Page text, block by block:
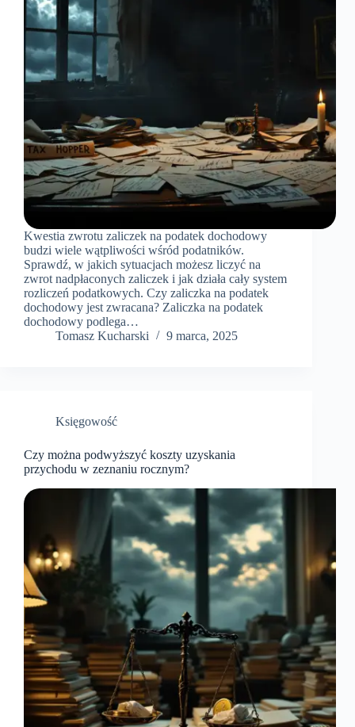
Kwestia zwrotu zaliczek na podatek dochodowy
budzi wiele wątpliwości wśród podatników.
Sprawdź, w jakich sytuacjach możesz liczyć na
zwrot nadpłaconych zaliczek i jak działa cały system
rozliczeń podatkowych. Czy zaliczka na podatek
dochodowy jest zwracana? Zaliczka na podatek
dochodowy podlega…
Tomasz Kucharski
9 marca, 2025
Księgowość
Czy można podwyższyć koszty uzyskania
przychodu w zeznaniu rocznym?